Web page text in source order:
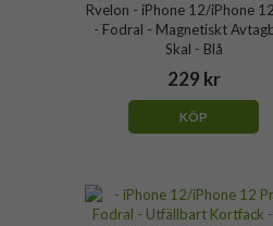
Rvelon - iPhone 12/iPhone
- Fodral - Magnetiskt
Skal - Blå
229 kr
KÖP